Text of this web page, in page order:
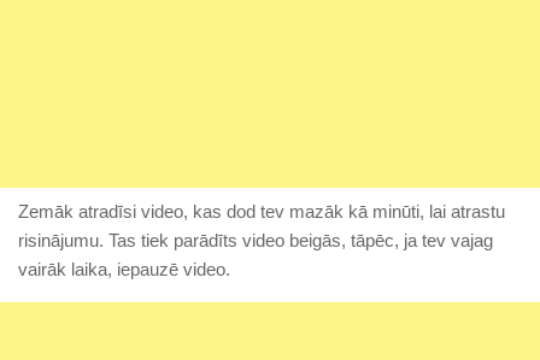
Zemāk atradīsi video, kas dod tev mazāk kā minūti, lai atrastu
risinājumu. Tas tiek parādīts video beigās, tāpēc, ja tev vajag
vairāk laika, iepauzē video.